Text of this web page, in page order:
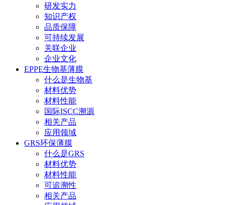
研发实力
知识产权
品质保障
可持续发展
关联企业
企业文化
EPPE生物基薄膜
什么是生物基
材料优势
材料性能
国际ISCC溯源
相关产品
应用领域
GRS环保薄膜
什么是GRS
材料优势
材料性能
可追溯性
相关产品